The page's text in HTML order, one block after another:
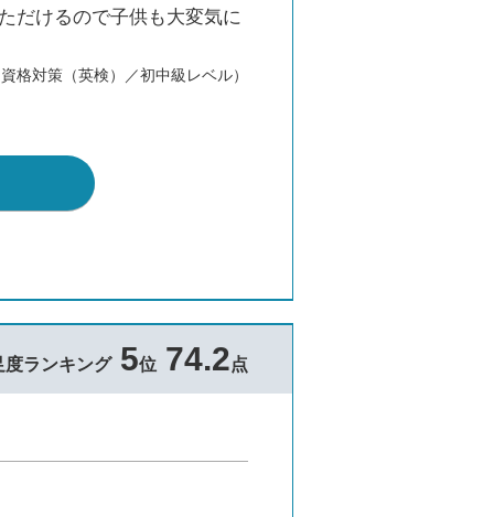
だけるので子供も大変気に
格対策（英検）／初中級レベル）
度ランキング5位 74.2点